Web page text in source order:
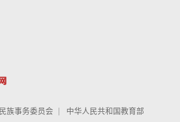
族事务委员会
中华人民共和国教育部